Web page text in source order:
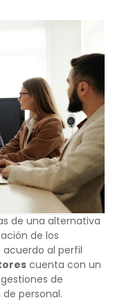
de una alternativa
de los
acuerdo al perfil
cuenta con un
de
personal.